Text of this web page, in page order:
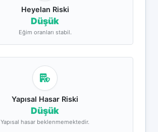
Heyelan Riski
Düşük
Eğim oranları stabil.
Yapısal Hasar Riski
Düşük
Yapısal hasar beklenmemektedir.